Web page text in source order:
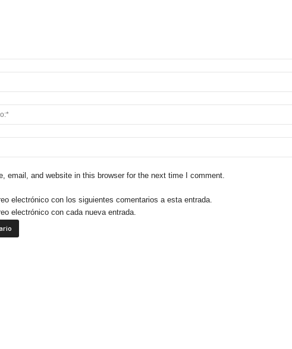
email, and website in this browser for the next time I comment.
electrónico con los siguientes comentarios a esta entrada.
electrónico con cada nueva entrada.